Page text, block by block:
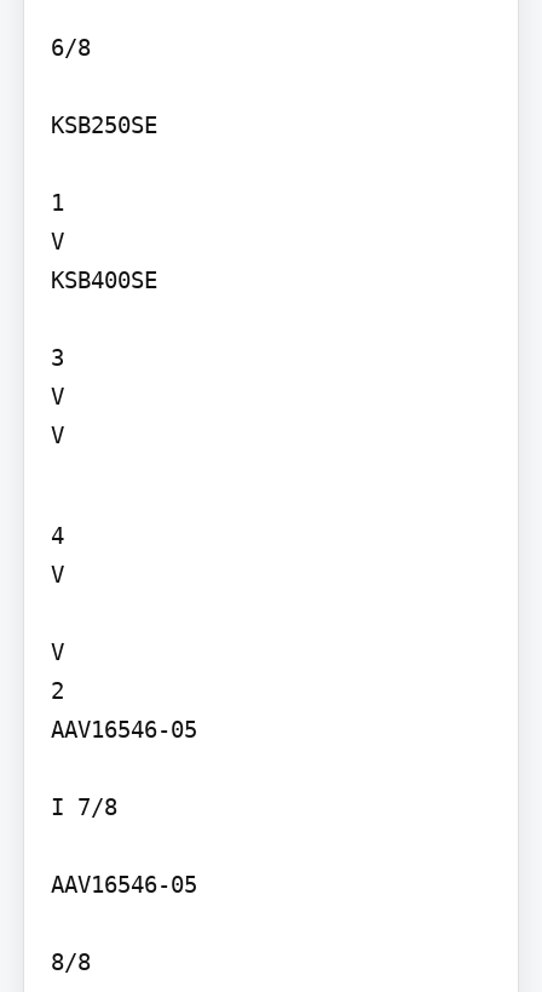
6/8
KSB250SE
1
V
KSB400SE
3
V
V
4
V
V
2
AAV16546-05
I 7/8
AAV16546-05
8/8